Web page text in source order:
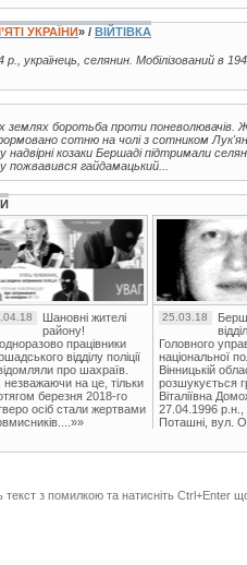
УКРАЇНИ» / ВІЙТІВКА
р., українець, селянин. Мобілізований в
землях боротьба проти поневолювачів.
сотню на чолі з сотником
надвірні козаки Бершаді підтримали
пожвавився гайдамацький...
Шановні жителі
району!
працівники
відділу поліції
про шахраїв.
незважаючи на це, тільки
березня 2018-го
осіб стали жертвами
25.03.18
Головного
національної
Вінницькій
розшукується
Віталіївна
27.04.1996 р.н.,
Поташні, вул.
з помилкою та натисніть Ctrl+Enter